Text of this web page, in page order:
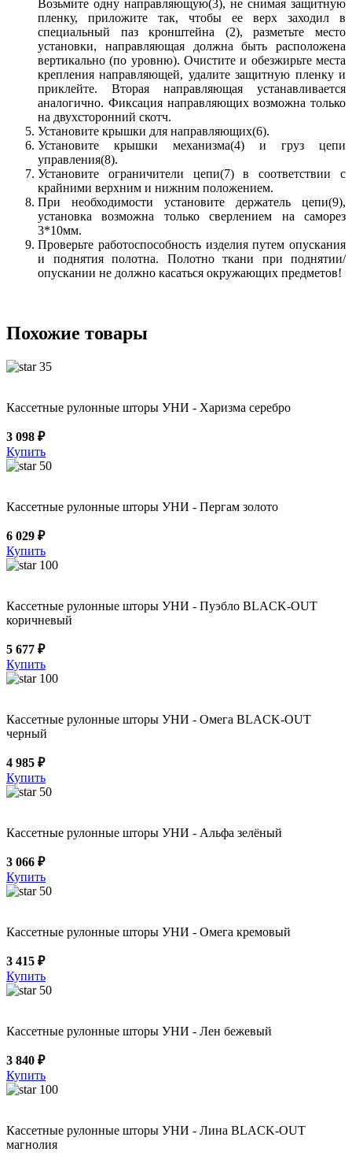
Возьмите одну направляющую(3), не снимая защитную
пленку, приложите так, чтобы ее верх заходил в
специальный паз кронштейна (2), разметьте место
установки, направляющая должна быть расположена
вертикально (по уровню). Очистите и обезжирьте места
крепления направляющей, удалите защитную пленку и
приклейте. Вторая направляющая устанавливается
аналогично. Фиксация направляющих возможна только
на двухсторонний скотч.
Установите крышки для направляющих(6).
Установите крышки механизма(4) и груз цепи
управления(8).
Установите ограничители цепи(7) в соответствии с
крайними верхним и нижним положением.
При необходимости установите держатель цепи(9),
установка возможна только сверлением на саморез
3*10мм.
Проверьте работоспособность изделия путем опускания
и поднятия полотна. Полотно ткани при поднятии/
опускании не должно касаться окружающих предметов!
Похожие товары
35
Кассетные рулонные шторы УНИ - Харизма серебро
3 098 ₽
Купить
50
Кассетные рулонные шторы УНИ - Пергам золото
6 029 ₽
Купить
100
Кассетные рулонные шторы УНИ - Пуэбло BLACK-OUT
коричневый
5 677 ₽
Купить
100
Кассетные рулонные шторы УНИ - Омега BLACK-OUT
черный
4 985 ₽
Купить
50
Кассетные рулонные шторы УНИ - Альфа зелёный
3 066 ₽
Купить
50
Кассетные рулонные шторы УНИ - Омега кремовый
3 415 ₽
Купить
50
Кассетные рулонные шторы УНИ - Лен бежевый
3 840 ₽
Купить
100
Кассетные рулонные шторы УНИ - Лина BLACK-OUT
магнолия